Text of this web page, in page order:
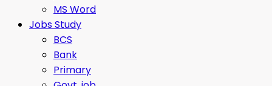
MS Word
Jobs Study
BCS
Bank
Primary